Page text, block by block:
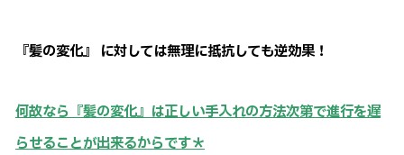
『髪の変化』 に対しては無理に抵抗しても逆効果！
何故なら『髪の変化』は正しい手入れの方法次第で進行を遅
らせることが出来るからです＊